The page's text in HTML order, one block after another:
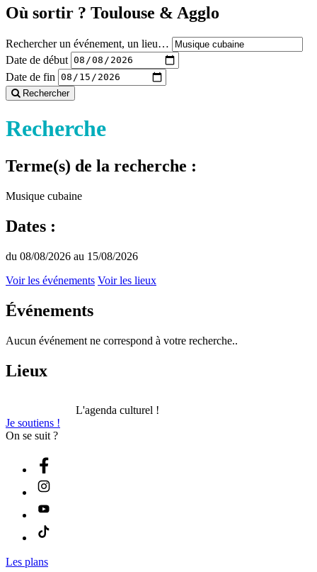
Où sortir ? Toulouse & Agglo
Rechercher un événement, un lieu…
Date de début
Date de fin
Rechercher
Recherche
Terme(s) de la recherche :
Musique cubaine
Dates :
du 08/08/2026 au 15/08/2026
Voir les événements Voir les lieux
Événements
Aucun événement ne correspond à votre recherche..
Lieux
L'agenda culturel !
Je soutiens !
On se suit ?
Les plans